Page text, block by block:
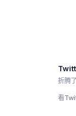
折腾
看